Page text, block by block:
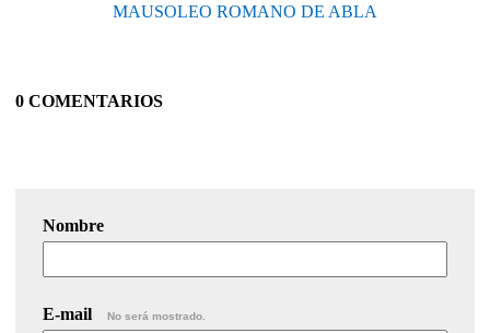
MAUSOLEO ROMANO DE ABLA
0 COMENTARIOS
Nombre
E-mail No será mostrado.